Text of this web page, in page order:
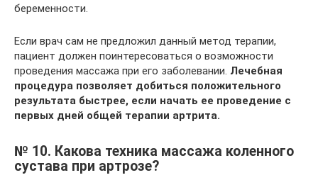
беременности.
Если врач сам не предложил данный метод терапии,
пациент должен поинтересоваться о возможности
проведения массажа при его заболевании. Лечебная
процедура позволяет добиться положительного
результата быстрее, если начать ее проведение с
первых дней общей терапии артрита.
№ 10. Какова техника массажа коленного
сустава при артрозе?